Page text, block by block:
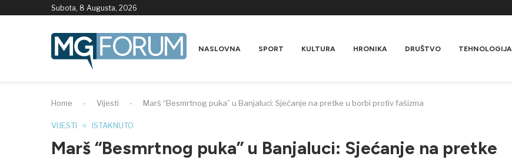
Subota, 8 Augusta, 2026
NASLOVNA SPORT KULTURA HRONIKA DRUŠTVO TEHNOLOGIJA
Home - Vijesti - Marš “Besmrtnog puka” u Banjaluci: Sjećanje na pretke u borbi protiv fašizma
VIJESTI ISTAKNUTO
Marš “Besmrtnog puka” u Banjaluci: Sjećanje na pretke